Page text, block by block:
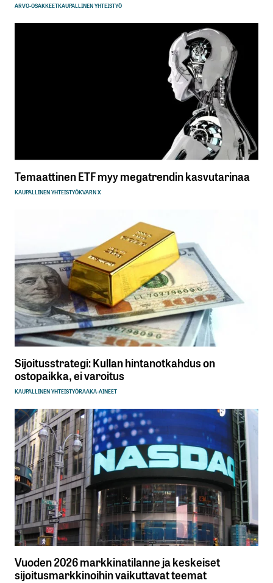
ARVO-OSAKKEETKAUPALLINEN YHTEISTYÖ
Temaattinen ETF myy megatrendin kasvutarinaa
KAUPALLINEN YHTEISTYÖKVARN X
Sijoitusstrategi: Kullan hintanotkahdus on
ostopaikka, ei varoitus
KAUPALLINEN YHTEISTYÖRAAKA-AINEET
Vuoden 2026 markkinatilanne ja keskeiset
sijoitusmarkkinoihin vaikuttavat teemat